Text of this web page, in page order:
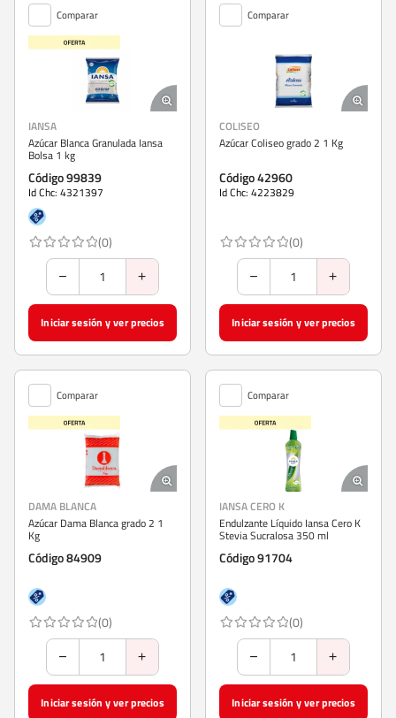
Comparar
IANSA
Azúcar Blanca Granulada Iansa
Bolsa 1 kg
Código 99839
Id Chc: 4321397
(0)
Iniciar sesión y ver precios
Comparar
COLISEO
Azúcar Coliseo grado 2 1 Kg
Código 42960
Id Chc: 4223829
(0)
Iniciar sesión y ver precios
Comparar
DAMA BLANCA
Azúcar Dama Blanca grado 2 1
Kg
Código 84909
(0)
Iniciar sesión y ver precios
Comparar
IANSA CERO K
Endulzante Líquido Iansa Cero K
Stevia Sucralosa 350 ml
Código 91704
(0)
Iniciar sesión y ver precios